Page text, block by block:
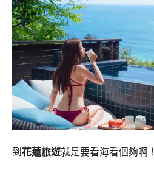
到 花蓮旅遊就是要看海看個夠啊！